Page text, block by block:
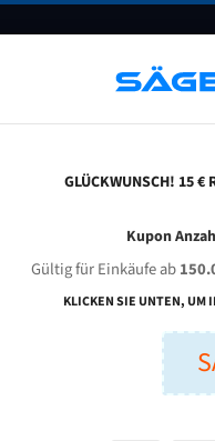
FAQ
MEBA 260 A für
GLÜCKWUNSCH! 15 €
Kupon
Gültig für Einkäufe ab
KLICKEN SIE UNTEN, UM